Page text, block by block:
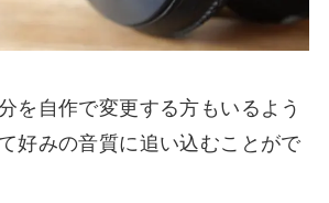
を自作で変更する方もいるよう
好みの音質に追い込むことがで